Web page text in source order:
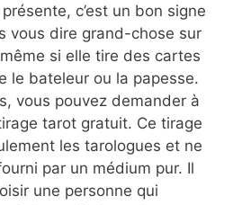
c’est un bon signe
vous dire grand-chose sur
si elle tire des cartes
le bateleur ou la papesse.
vous pouvez demander à
tarot gratuit. Ce tirage
les tarologues et ne
par un médium pur. Il
une personne qui